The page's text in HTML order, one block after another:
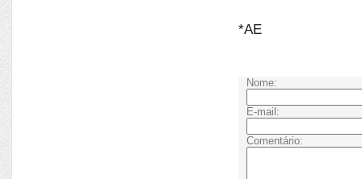
*AE
Nome:
E-mail:
Comentário: